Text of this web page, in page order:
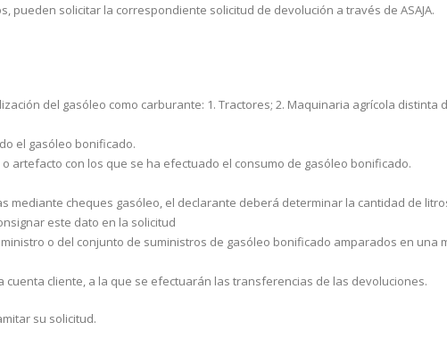
solicitar la correspondiente solicitud de devolución a través de ASAJA.
del gasóleo como carburante: 1. Tractores; 2. Maquinaria agrícola distinta
el gasóleo bonificado.
artefacto con los que se ha efectuado el consumo de gasóleo bonificado.
mediante cheques gasóleo, el declarante deberá determinar la cantidad de
este dato en la solicitud
o del conjunto de suministros de gasóleo bonificado amparados en una
cliente, a la que se efectuarán las transferencias de las devoluciones.
su solicitud.